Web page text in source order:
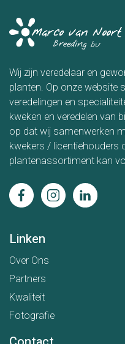
Wij zijn veredelaar en
planten. Op onze website
veredelingen en
kweken en veredelen van
op dat wij samenwerken
kwekers / licentiehouders
plantenassortiment kan
Linken
Over Ons
Partners
Kwaliteit
Fotografie